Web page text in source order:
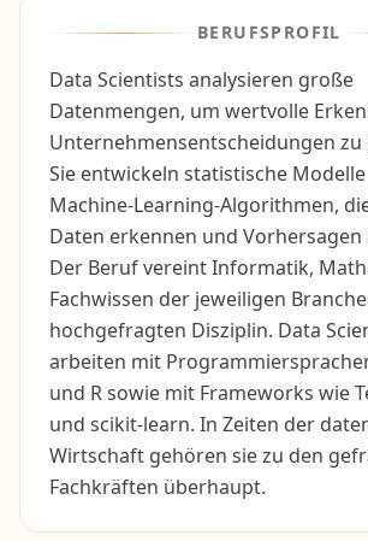
BERUFSPROFIL
Data Scientists analysieren große
Datenmengen, um wertvolle
Unternehmensentscheidungen zu
Sie entwickeln statistische
Machine-Learning-Algorithmen,
Daten erkennen und
Der Beruf vereint Informatik,
Fachwissen der jeweiligen
hochgefragten Disziplin. Data
arbeiten mit
und R sowie mit Frameworks wie
und scikit-learn. In Zeiten der
Wirtschaft gehören sie zu den
Fachkräften überhaupt.